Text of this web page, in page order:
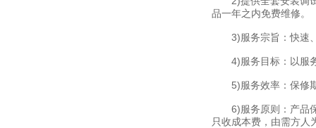
品一年之内免费维修。
3)服务宗旨：快速、
4)服务目标：以服务
5)服务效率：保修期
6)服务原则：产品保
只收成本费，由需方人